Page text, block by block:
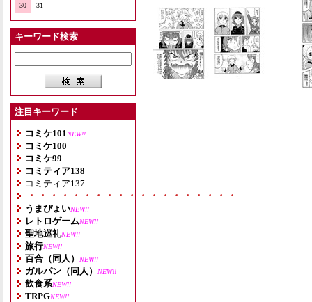
30
31
キーワード検索
注目キーワード
コミケ101 NEW!!
コミケ100
コミケ99
コミティア138
コミティア137
・・・・・・・・・・・・・・・・・・・
うまぴょいNEW!!
レトロゲームNEW!!
聖地巡礼NEW!!
旅行NEW!!
百合（同人） NEW!!
ガルパン（同人） NEW!!
飲食系NEW!!
TRPGNEW!!